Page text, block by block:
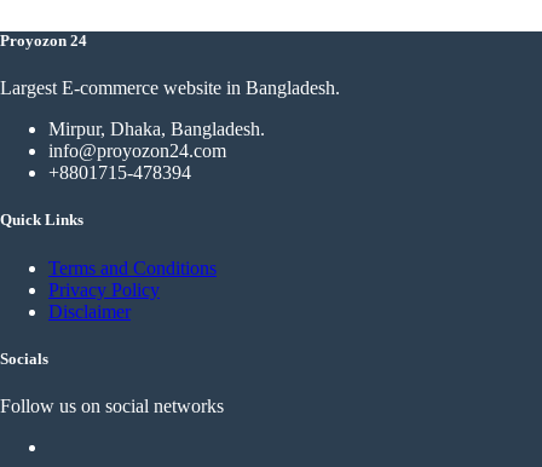
Proyozon 24
Largest E-commerce website in Bangladesh.
Mirpur, Dhaka, Bangladesh.
info@proyozon24.com
+8801715-478394
Quick Links
Terms and Conditions
Privacy Policy
Disclaimer
Socials
Follow us on social networks